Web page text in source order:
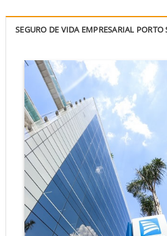
SEGURO DE VIDA EMPRESARIAL PORTO